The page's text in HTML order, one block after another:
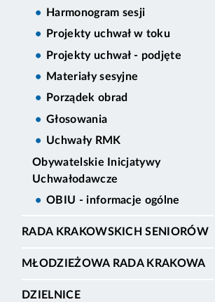
Harmonogram sesji
Projekty uchwał w toku
Projekty uchwał - podjęte
Materiały sesyjne
Porządek obrad
Głosowania
Uchwały RMK
Obywatelskie Inicjatywy
Uchwałodawcze
OBIU - informacje ogólne
RADA KRAKOWSKICH SENIORÓW
MŁODZIEŻOWA RADA KRAKOWA
DZIELNICE